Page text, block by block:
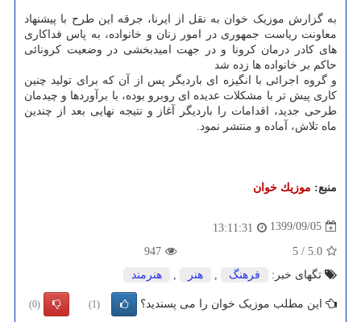
به گزارش موزیک خوان به نقل از ایرنا، جرقه این طرح با پیشنهاد
معاونت ریاست جمهوری در امور زنان و خانواده، به پاس فداکاری
های کادر درمان کرونا و در جهت امیدبخشی در وضعیت کرونائی
حاکم بر خانواده ها زده شد
و گروه اجرائی با انگیزه ای باردیگر پس از آن که برای تولید چنین
کاری پیش تر با مشکلات عدیده ای روبرو بوده، با برآوردها و چیدمان
طرحی جدید، اقدامات را باردیگر آغاز و نتیجه نهایی بعد از چندین
ماه تلاش، آماده و منتشر نمود.
منبع: موزیك خوان
1399/09/05
13:11:31
5.0
/
5
947
تگهای خبر:
فرهنگ هنر هنرمند
این مطلب موزیک خوان را می پسندید؟ (1)
(0)